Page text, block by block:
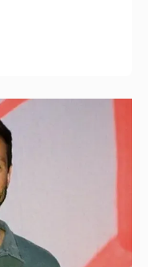
в Москве